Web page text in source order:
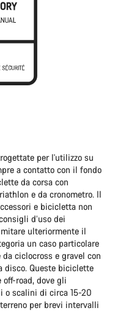
per l'utilizzo su
a contatto con il fondo
da corsa con
e da cronometro. Il
e bicicletta non
d’uso dei
ulteriormente il
un caso particolare
ciclocross e gravel con
disco. Queste biciclette
road, dove gli
o scalini di circa 15-20
per brevi intervalli